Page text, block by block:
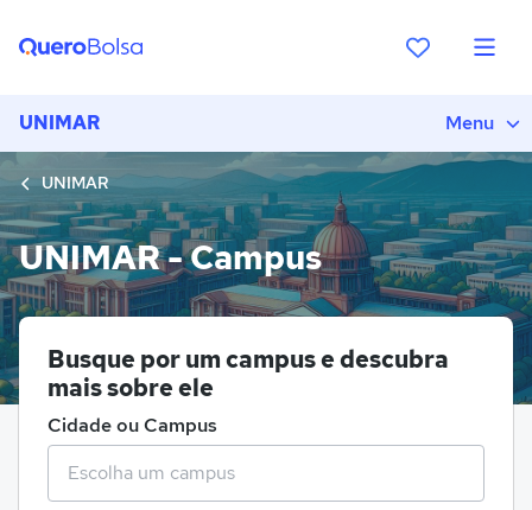
UNIMAR Menu
UNIMAR
UNIMAR - Campus
Busque por um campus e descubra
mais sobre ele
Cidade ou Campus